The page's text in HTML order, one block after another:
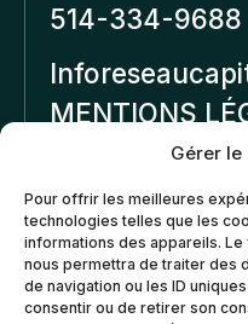
Gérer
Pour offrir les meilleures
technologies telles que les
informations des appareils.
nous permettra de traiter des
de navigation ou les ID
consentir ou de retirer son
514-334-9688
MENTIONS
Politique de
confidentialité
Politiques
de